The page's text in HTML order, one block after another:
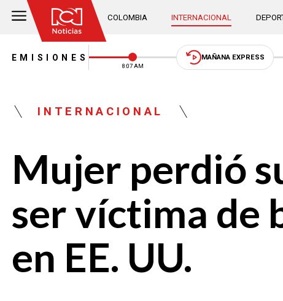
COLOMBIA INTERNACIONAL
EMISIONES
8:07 AM
MAÑANA EXPRESS
INTERNACIONAL
Mujer perdió
ser víctima de
en EE. UU.